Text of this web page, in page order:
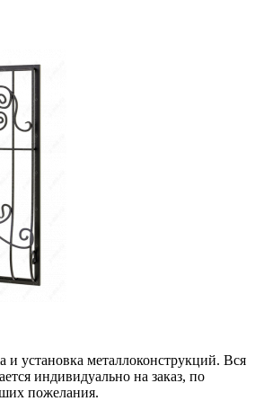
и установка металлоконструкций. Вся
индивидуально на заказ, по
пожелания.